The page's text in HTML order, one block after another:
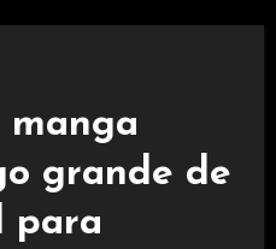
manga
grande de
para